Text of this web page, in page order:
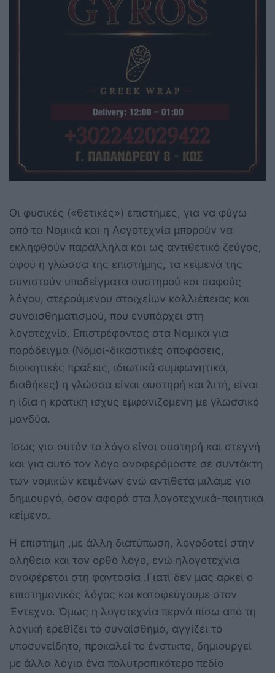
Οι φυσικές («θετικές») επιστήμες, για να φύγω
από τα Νομικά και η Λογοτεχνία μπορούν να
εκληφθούν παράλληλα και ως αντιθετικό ζεύγος,
αφού η γλώσσα της επιστήμης, τα κείμενά της
συνιστούν υποδείγματα αυστηρού και σαφούς
λόγου, στερούμενου στοιχείων καλλιέπειας και
συναισθηματισμού, που ενυπάρχει στη
λογοτεχνία. Επιστρέφοντας στα Νομικά για
παράδειγμα (Νόμοι-δικαστικές αποφάσεις,
διοικητικές πράξεις, ιδιωτικά συμφωνητικά,
διαθήκες) η γλώσσα είναι αυστηρή και λιτή, είναι
η ίδια η κρατική ισχύς εμφανιζόμενη με γλωσσικό
μανδύα.
Ίσως για αυτόν το λόγο είναι αυστηρή και στεγνή
και για αυτό τον λόγο αναφερόμαστε σε συντάκτη
των νομικών κειμένων ενώ αντίθετα μιλάμε για
δημιουργό, όσον αφορά στα λογοτεχνικά-ποιητικά
κείμενα.
Η επιστήμη ,με άλλη διατύπωση, λογοδοτεί στην
αλήθεια και τον ορθό λόγο, ενώ ηλογοτεχνία
αναφέρεται στη φαντασία .Γιατί δεν μας αρκεί ο
επιστημονικός λόγος και καταφεύγουμε στον
Έντεχνο. Όμως η λογοτεχνία περνά πίσω από τη
λογική ερεθίζει το συναίσθημα, αγγίζει το
υποσυνείδητο, προκαλεί το ένστικτο, δημιουργεί
με άλλα λόγια ένα πολυτροπικότερο πεδίο